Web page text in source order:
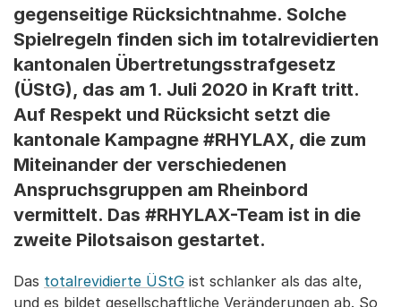
gegenseitige Rücksichtnahme. Solche
Spielregeln finden sich im totalrevidierten
kantonalen Übertretungsstrafgesetz
(ÜStG), das am 1. Juli 2020 in Kraft tritt.
Auf Respekt und Rücksicht setzt die
kantonale Kampagne #RHYLAX, die zum
Miteinander der verschiedenen
Anspruchsgruppen am Rheinbord
vermittelt. Das #RHYLAX-Team ist in die
zweite Pilotsaison gestartet.
Das totalrevidierte ÜStG ist schlanker als das alte,
und es bildet gesellschaftliche Veränderungen ab. So